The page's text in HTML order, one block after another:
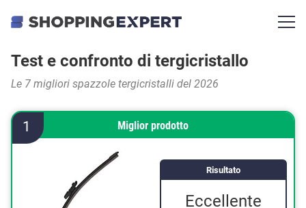
Test e confronto di tergicristallo
Le 7 migliori spazzole tergicristalli del 2026
1 Miglior prodotto
Risultato
Eccellente